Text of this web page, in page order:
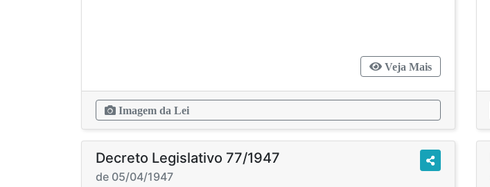
Veja Mais
Imagem da Lei
Decreto Legislativo 77/1947
de 05/04/1947